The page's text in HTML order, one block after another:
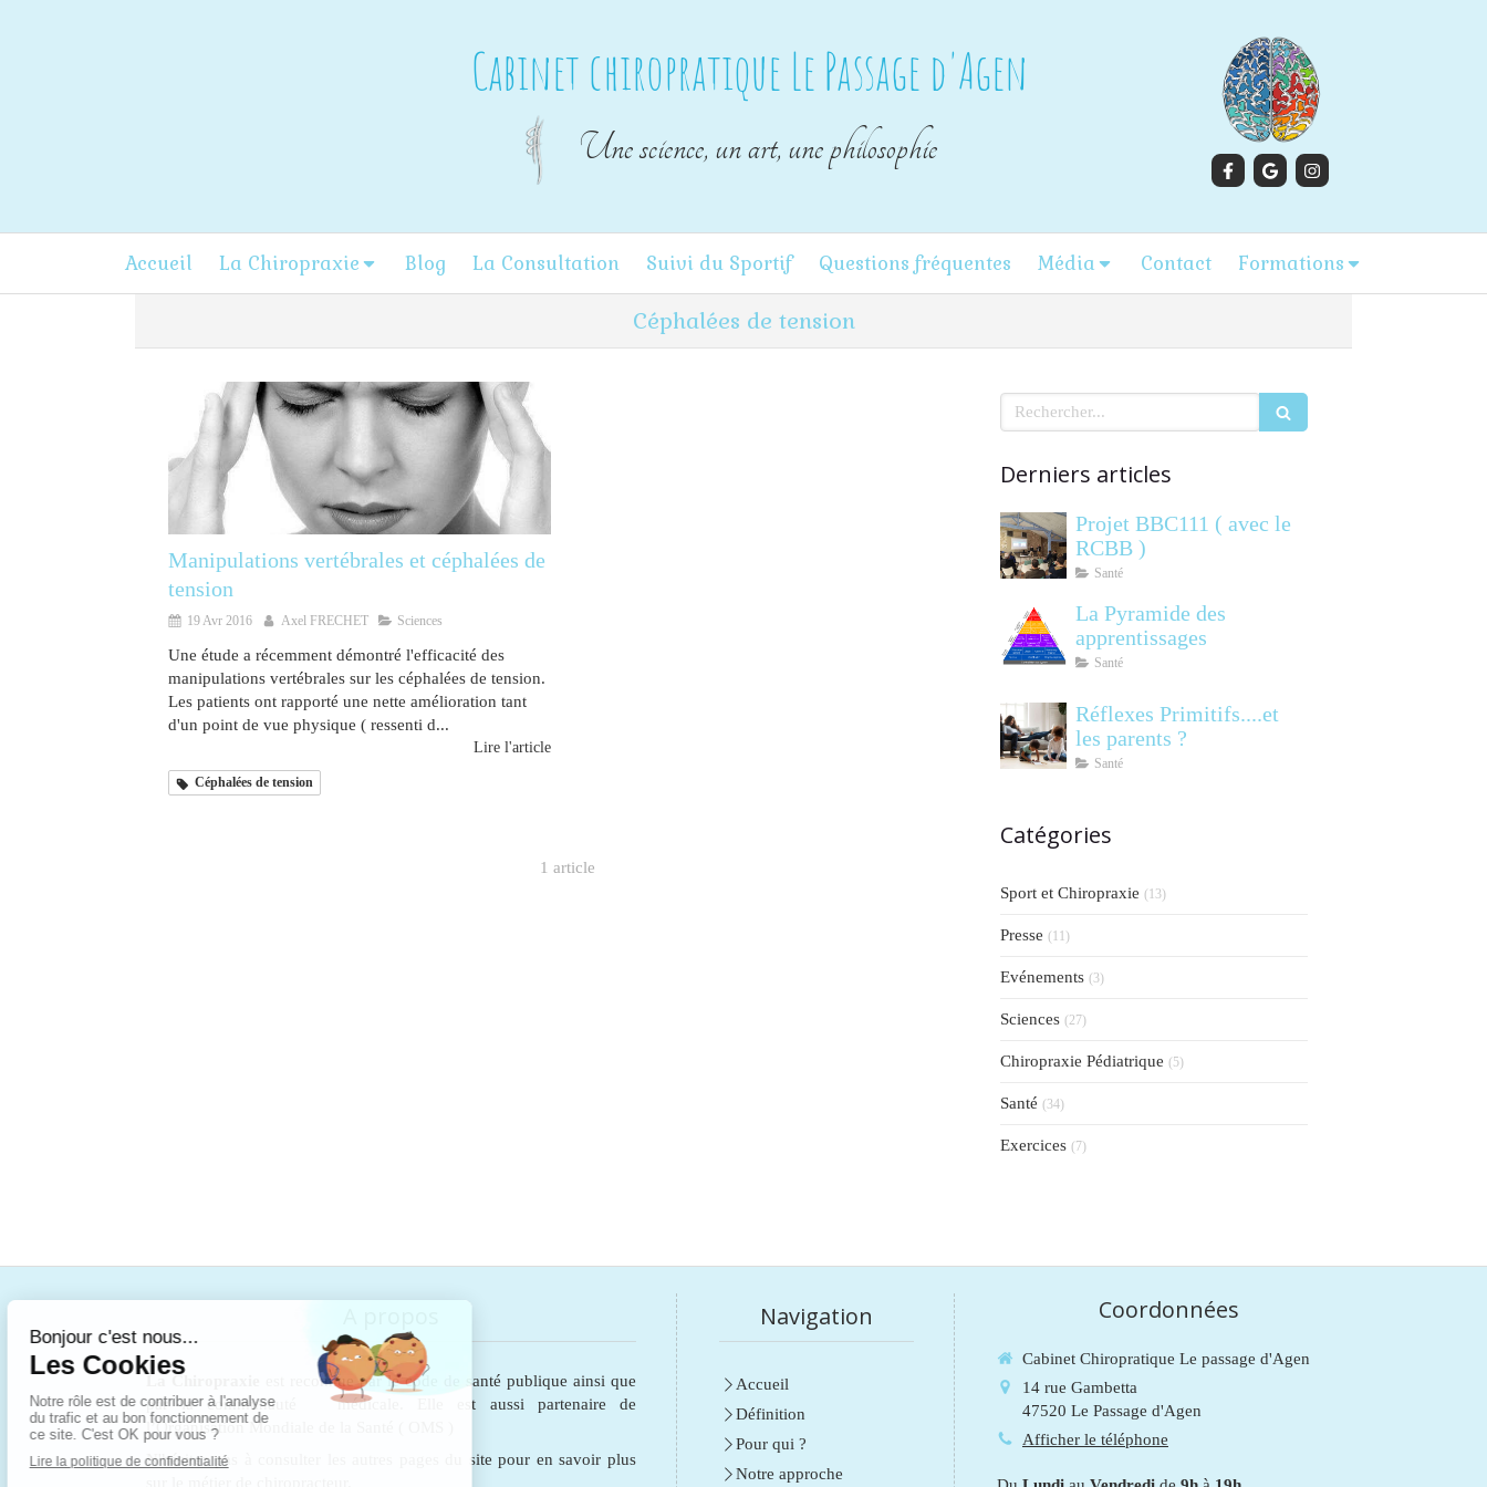
Cabinet chiropratique Le Passage d'Agen
Une science, un art, une philosophie
Accueil La Chiropraxie Blog La Consultation Suivi du Sportif Questions fréquentes Média Contact Formations
Céphalées de tension
Manipulations vertébrales et céphalées de
tension
19 Avr 2016 Axel FRECHET Sciences
Une étude a récemment démontré l'efficacité des
manipulations vertébrales sur les céphalées de tension.
Les patients ont rapporté une nette amélioration tant
d'un point de vue physique ( ressenti d...
Lire l'article
Céphalées de tension
1 article
Rechercher
Derniers articles
Projet BBC111 ( avec le
RCBB )
Santé
La Pyramide des
apprentissages
Santé
Réflexes Primitifs....et
les parents ?
Santé
Catégories
Sport et Chiropraxie (13)
Presse (11)
Evénements (3)
Sciences (27)
Chiropraxie Pédiatrique (5)
Santé (34)
Exercices (7)
est reconnue par le code de santé publique ainsi que
par la communauté médicale. Elle est aussi partenaire de
l’Organisation Mondiale de la Santé ( OMS )
N'hésitez pas à consulter les autres pages du site pour en savoir plus
Navigation
Accueil
Définition
Pour qui ?
Notre approche
Coordonnées
Cabinet Chiropratique Le passage d'Agen
14 rue Gambetta
47520 Le Passage d'Agen
Afficher le téléphone